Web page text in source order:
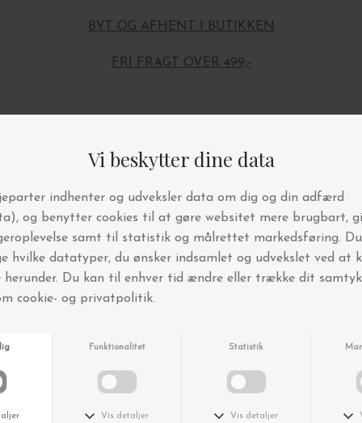
BYT OG AFHENT I BUTIKKEN
FRI FRAGT OVER 499,-
Andre købte også